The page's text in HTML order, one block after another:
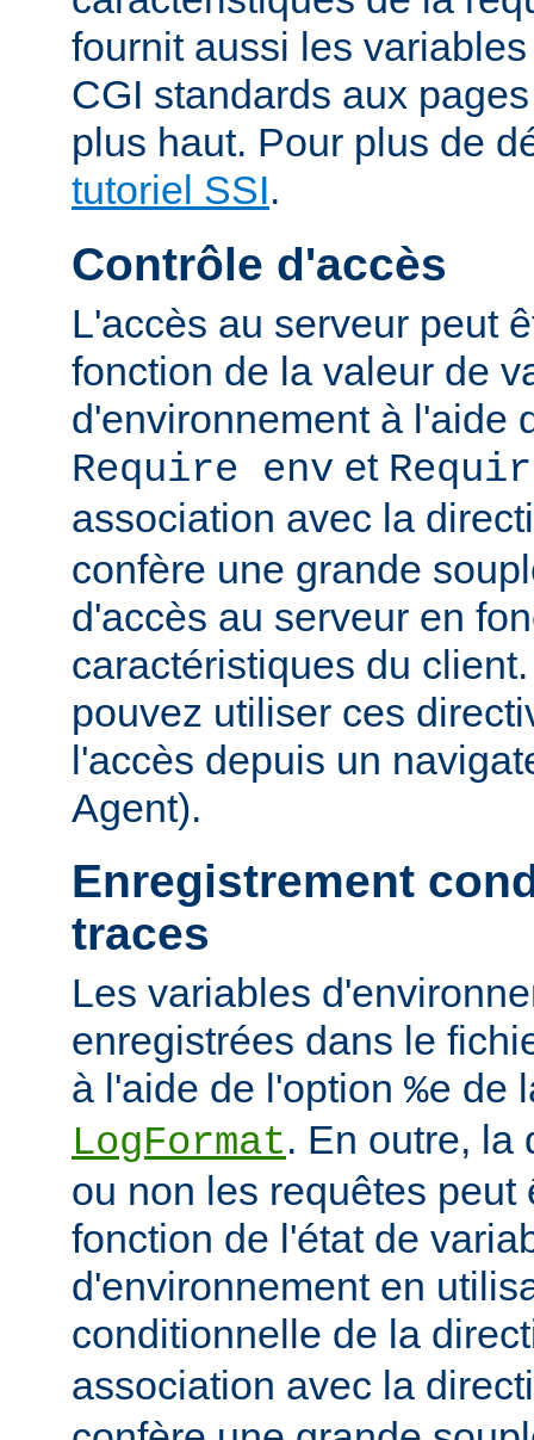
fournit aussi les
CGI standards aux
plus haut. Pour plus de
tutoriel SSI.
Contrôle d'accès
L'accès au serveur peut
fonction de la valeur de
d'environnement à l'aide
Require env et
association avec la
confère une grande
d'accès au serveur en
caractéristiques du
pouvez utiliser ces
l'accès depuis un
Agent).
Enregistrement
traces
Les variables
enregistrées dans le
à l'aide de l'option %e de
LogFormat. En outre, la
ou non les requêtes peut
fonction de l'état de
d'environnement en
conditionnelle de la
association avec la